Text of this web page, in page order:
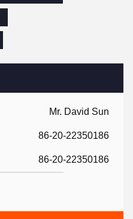
Mr. David Sun
86-20-22350186
86-20-22350186